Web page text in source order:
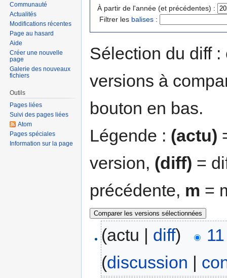
À partir de l'année (et précédentes) :
Filtrer les balises :
Sélection du diff
versions à
bouton en bas.
Légende : (actu)
version, (diff) =
précédente, m =
(actu | diff)
(discussion |
Communauté
Actualités
Modifications récentes
Page au hasard
Aide
Créer une nouvelle
page
Galerie des nouveaux
fichiers
Outils
Pages liées
Suivi des pages liées
Atom
Pages spéciales
Information sur la page